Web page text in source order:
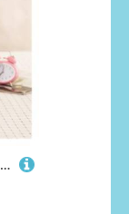
Kuscheliges Känguru Mit Babyplüsch, Weiches Stofftier for Kinder, Ideal for Kleinkinder, Kinderspielbereiche, Kinderzimmerdeko(LightGray,45cm/17.7in)